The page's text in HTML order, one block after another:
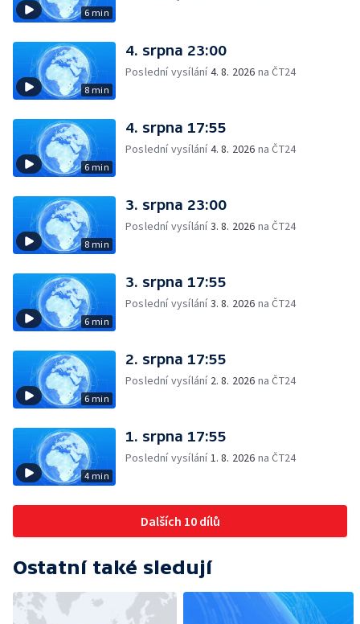
6 min
8 min
4. srpna 23:00
Poslední vysílání4. 8. 2026 na ČT24
6 min
4. srpna 17:55
Poslední vysílání4. 8. 2026 na ČT24
8 min
3. srpna 23:00
Poslední vysílání3. 8. 2026 na ČT24
6 min
3. srpna 17:55
Poslední vysílání3. 8. 2026 na ČT24
6 min
2. srpna 17:55
Poslední vysílání 2. 8. 2026 na ČT24
4 min
1. srpna 17:55
Poslední vysílání1. 8. 2026 na ČT24
Dalších 10 dílů
Ostatní také sledují